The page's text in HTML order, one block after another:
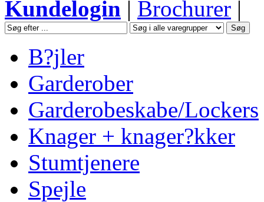
Kundelogin | Brochurer |
B?jler
Garderober
Garderobeskabe/Lockers
Knager + knager?kker
Stumtjenere
Spejle